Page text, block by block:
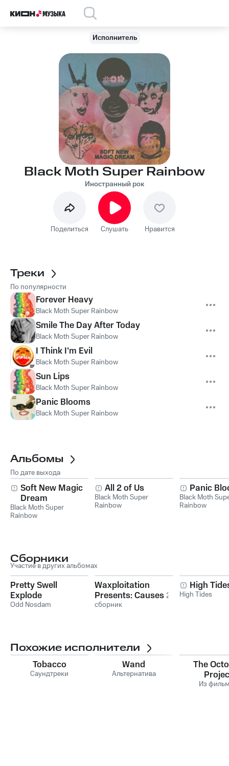
Исполнитель
Black Moth Super Rainbow
Иностранный рок
Поделиться Слушать Нравится
Треки
По популярности
Forever Heavy
Black Moth Super Rainbow
Smile The Day After Today
Black Moth Super Rainbow
I Think I'm Evil
Black Moth Super Rainbow
Sun Lips
Black Moth Super Rainbow
Panic Blooms
Black Moth Super Rainbow
Альбомы
По дате выхода
Soft New Magic
Dream
Black Moth Super
Rainbow
All 2 of Us
Black Moth Super
Rainbow
Panic
Black Moth
Rainbow
Сборники
Участие в других альбомах
Pretty Swell
Explode
Odd Nosdam
Waxploitation
Presents: Causes 2
сборник
High
High Tides
Похожие исполнители
Tobacco
Саундтреки
Wand
Альтернатива
The
Из